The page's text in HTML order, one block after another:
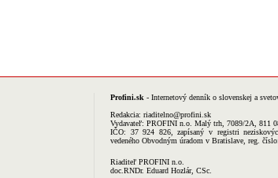
Profini.sk - Internetový denník o slovenskej a
Redakcia: riaditelno@profini.sk
Vydavateľ: PROFINI n.o. Malý trh, 7089/2A, 811
IČO: 37 924 826, zapísaný v registri
vedeného Obvodným úradom v Bratislave, reg.
Riaditeľ PROFINI n.o.
doc.RNDr. Eduard Hozlár, CSc.